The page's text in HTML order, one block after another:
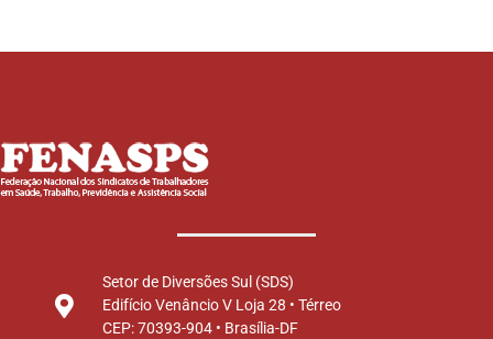
Setor de Diversões Sul (SDS)
Edifício Venâncio V Loja 28 • Térreo
CEP: 70393-904 • Brasília-DF